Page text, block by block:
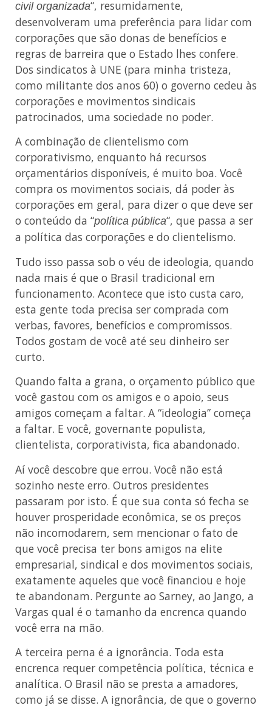
civil organizada“, resumidamente,
desenvolveram uma preferência para lidar com
corporações que são donas de benefícios e
regras de barreira que o Estado lhes confere.
Dos sindicatos à UNE (para minha tristeza,
como militante dos anos 60) o governo cedeu às
corporações e movimentos sindicais
patrocinados, uma sociedade no poder.
A combinação de clientelismo com
corporativismo, enquanto há recursos
orçamentários disponíveis, é muito boa. Você
compra os movimentos sociais, dá poder às
corporações em geral, para dizer o que deve ser
o conteúdo da “política pública“, que passa a ser
a política das corporações e do clientelismo.
Tudo isso passa sob o véu de ideologia, quando
nada mais é que o Brasil tradicional em
funcionamento. Acontece que isto custa caro,
esta gente toda precisa ser comprada com
verbas, favores, benefícios e compromissos.
Todos gostam de você até seu dinheiro ser
curto.
Quando falta a grana, o orçamento público que
você gastou com os amigos e o apoio, seus
amigos começam a faltar. A “ideologia” começa
a faltar. E você, governante populista,
clientelista, corporativista, fica abandonado.
Aí você descobre que errou. Você não está
sozinho neste erro. Outros presidentes
passaram por isto. É que sua conta só fecha se
houver prosperidade econômica, se os preços
não incomodarem, sem mencionar o fato de
que você precisa ter bons amigos na elite
empresarial, sindical e dos movimentos sociais,
exatamente aqueles que você financiou e hoje
te abandonam. Pergunte ao Sarney, ao Jango, a
Vargas qual é o tamanho da encrenca quando
você erra na mão.
A terceira perna é a ignorância. Toda esta
encrenca requer competência política, técnica e
analítica. O Brasil não se presta a amadores,
como já se disse. A ignorância, de que o governo